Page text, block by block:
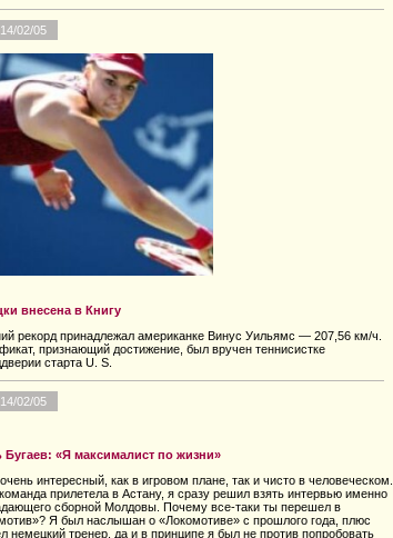
02/05
внесена в Книгу
рекорд принадлежал американке Винус Уильямс — 207,56 км/ч.
признающий достижение, был вручен теннисистке
старта U. S.
02/05
Бугаев: «Я максималист по жизни»
интересный, как в игровом плане, так и чисто в человеческом.
прилетела в Астану, я сразу решил взять интервью именно
сборной Молдовы. Почему все-таки ты перешел в
Я был наслышан о «Локомотиве» с прошлого года, плюс
немецкий тренер, да и в принципе я был не против попробовать